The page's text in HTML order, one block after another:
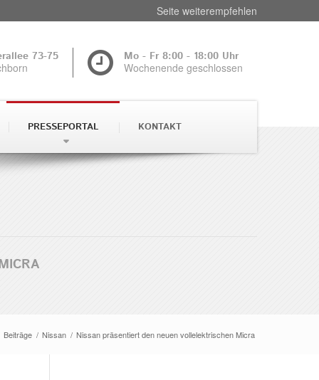
Seite weiterempfehlen
73-75
Mo - Fr 8:00 - 18:00 Uhr
Wochenende geschlossen
PRESSEPORTAL KONTAKT
Beiträge / Nissan / Nissan präsentiert den neuen vollelektrischen Micra
und zur
.